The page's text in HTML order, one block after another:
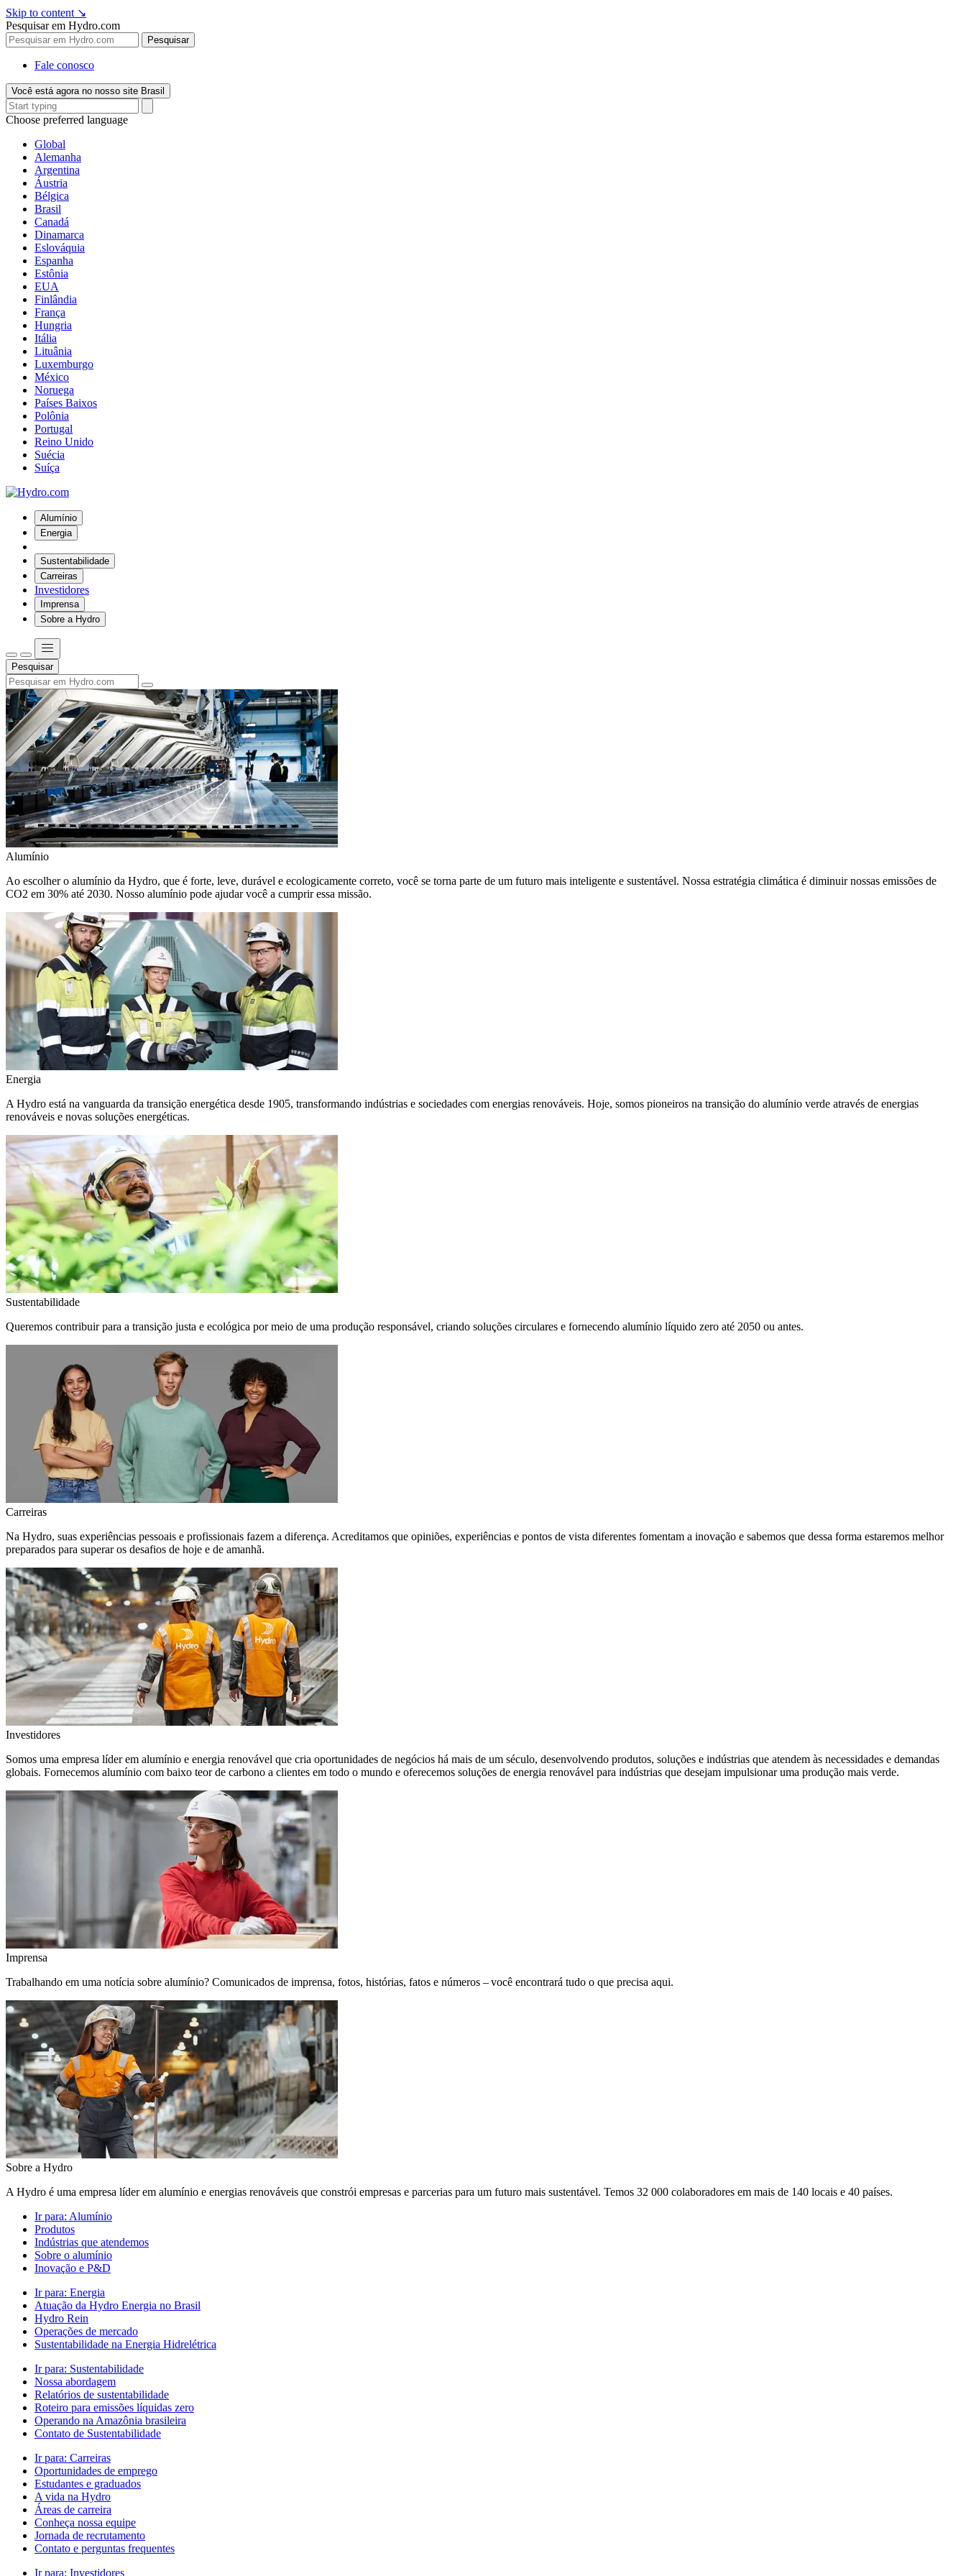
Skip to content ↘
Pesquisar em Hydro.com
Pesquisar
Fale conosco
Você está agora no nosso site Brasil
Choose preferred language
Global
Alemanha
Argentina
Áustria
Bélgica
Brasil
Canadá
Dinamarca
Eslováquia
Espanha
Estônia
EUA
Finlândia
França
Hungria
Itália
Lituânia
Luxemburgo
México
Noruega
Países Baixos
Polônia
Portugal
Reino Unido
Suécia
Suíça
Alumínio
Energia
Sustentabilidade
Carreiras
Investidores
Imprensa
Sobre a Hydro
Pesquisar
Alumínio
Ao escolher o alumínio da Hydro, que é forte, leve, durável e ecologicamente correto, você se torna parte de um futuro mais inteligente e sustentável. Nossa estratégia climática é diminuir nossas emissões de
CO2 em 30% até 2030. Nosso alumínio pode ajudar você a cumprir essa missão.
Energia
A Hydro está na vanguarda da transição energética desde 1905, transformando indústrias e sociedades com energias renováveis. Hoje, somos pioneiros na transição do alumínio verde através de energias
renováveis e novas soluções energéticas.
Sustentabilidade
Queremos contribuir para a transição justa e ecológica por meio de uma produção responsável, criando soluções circulares e fornecendo alumínio líquido zero até 2050 ou antes.
Carreiras
Na Hydro, suas experiências pessoais e profissionais fazem a diferença. Acreditamos que opiniões, experiências e pontos de vista diferentes fomentam a inovação e sabemos que dessa forma estaremos melhor
preparados para superar os desafios de hoje e de amanhã.
Investidores
Somos uma empresa líder em alumínio e energia renovável que cria oportunidades de negócios há mais de um século, desenvolvendo produtos, soluções e indústrias que atendem às necessidades e demandas
globais. Fornecemos alumínio com baixo teor de carbono a clientes em todo o mundo e oferecemos soluções de energia renovável para indústrias que desejam impulsionar uma produção mais verde.
Imprensa
Trabalhando em uma notícia sobre alumínio? Comunicados de imprensa, fotos, histórias, fatos e números – você encontrará tudo o que precisa aqui.
Sobre a Hydro
A Hydro é uma empresa líder em alumínio e energias renováveis que constrói empresas e parcerias para um futuro mais sustentável. Temos 32 000 colaboradores em mais de 140 locais e 40 países.
Ir para: Alumínio
Produtos
Indústrias que atendemos
Sobre o alumínio
Inovação e P&D
Ir para: Energia
Atuação da Hydro Energia no Brasil
Hydro Rein
Operações de mercado
Sustentabilidade na Energia Hidrelétrica
Ir para: Sustentabilidade
Nossa abordagem
Relatórios de sustentabilidade
Roteiro para emissões líquidas zero
Operando na Amazônia brasileira
Contato de Sustentabilidade
Ir para: Carreiras
Oportunidades de emprego
Estudantes e graduados
A vida na Hydro
Áreas de carreira
Conheça nossa equipe
Jornada de recrutamento
Contato e perguntas frequentes
Ir para: Investidores